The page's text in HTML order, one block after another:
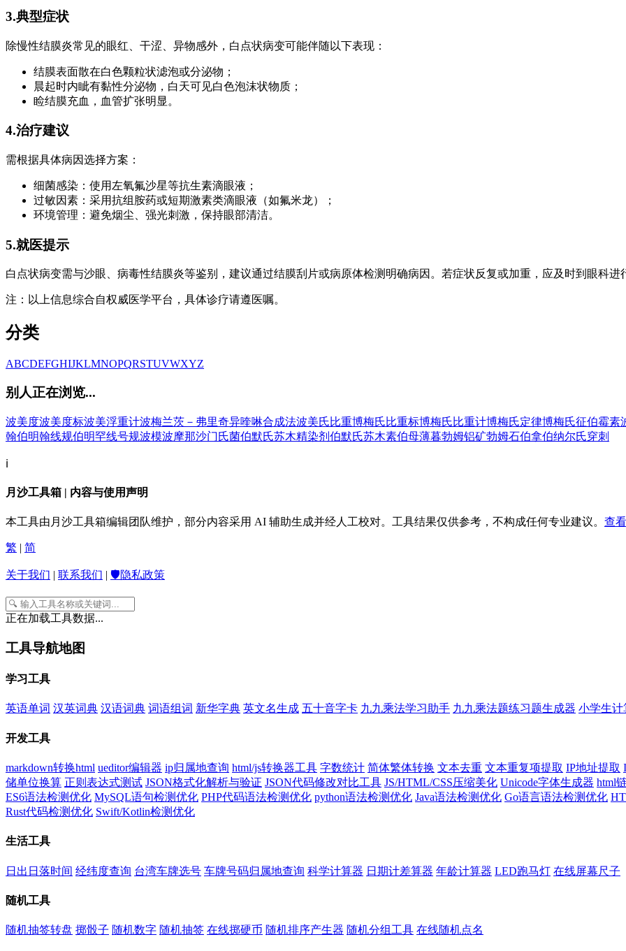
3.典型症状
除慢性结膜炎常见的眼红、干涩、异物感外，白点状病变可能伴随以下表现：
结膜表面散在白色颗粒状滤泡或分泌物；
晨起时内眦有黏性分泌物，白天可见白色泡沫状物质；
睑结膜充血，血管扩张明显。
4.治疗建议
需根据具体病因选择方案：
细菌感染：使用左氧氟沙星等抗生素滴眼液；
过敏因素：采用抗组胺药或短期激素类滴眼液（如氟米龙）；
环境管理：避免烟尘、强光刺激，保持眼部清洁。
5.就医提示
白点状病变需与沙眼、病毒性结膜炎等鉴别，建议通过结膜刮片或病原体检测明确病因。若症状反复或加重，应及时到眼科进
注：以上信息综合自权威医学平台，具体诊疗请遵医嘱。
分类
ABCDEFGHIJKLMNOPQRSTUVWXYZ
别人正在浏览...
波美度波美度标波美浮重计波梅兰茨－弗里奇异喹啉合成法波美氏比重博梅氏比重标博梅氏比重计博梅氏定律博梅氏征伯霉素
翰伯明翰线规伯明罕线号规波模波摩那沙门氏菌伯默氏苏木精染剂 伯默氏苏木素伯母薄暮勃姆铝矿勃姆石伯拿伯纳尔氏穿刺
ℹ️
月沙工具箱 | 内容与使用声明
本工具由月沙工具箱编辑团队维护，部分内容采用 AI 辅助生成并经人工校对。工具结果仅供参考，不构成任何专业建议。 查
繁 | 简
关于我们 | 联系我们 | 🛡️隐私政策
正在加载工具数据...
工具导航地图
学习工具
英语单词 汉英词典 汉语词典 词语组词 新华字典 英文名生成 五十音字卡 九九乘法学习助手 九九乘法题练习题生成器 小学生计
开发工具
markdown转换html ueditor编辑器 ip归属地查询 html/js转换器工具 字数统计 简体繁体转换 文本去重 文本重复项提取 IP地址提取
储单位换算 正则表达式测试 JSON格式化解析与验证 JSON代码修改对比工具 JS/HTML/CSS压缩美化 Unicode字体生成器 html
ES6语法检测优化 MySQL语句检测优化 PHP代码语法检测优化 python语法检测优化 Java语法检测优化 Go语言语法检测优化
Rust代码检测优化 Swift/Kotlin检测优化
生活工具
日出日落时间 经纬度查询 台湾车牌选号 车牌号码归属地查询 科学计算器 日期计差算器 年龄计算器 LED跑马灯 在线屏幕尺子
随机工具
随机抽签转盘 掷骰子 随机数字 随机抽签 在线掷硬币 随机排序产生器 随机分组工具 在线随机点名